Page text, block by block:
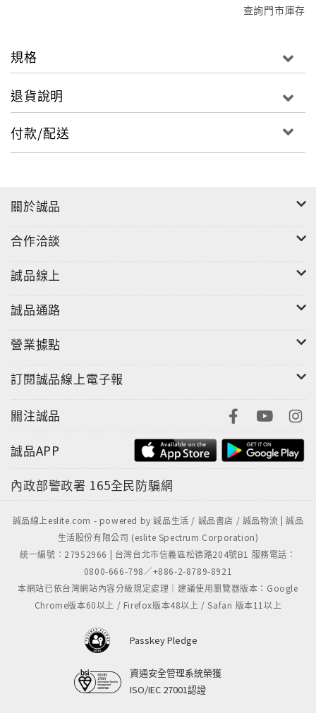
查詢門市庫存
規格
退貨說明
付款/配送
關於誠品
合作洽談
誠品線上
誠品通路
營業據點
訂閱誠品線上電子報
關注誠品
誠品APP
內政部警政署 165全民防騙網
誠品線上eslite.com - powered by 誠品生活 / 誠品書店 / 誠品物流 | 誠品
生活股份有限公司 (eslite Spectrum Corporation)
統一編號：27952966 | 台灣台北市信義區松德路204號B1 服務電話：
0800-666-798／+886-2-8789-8921
本網站已依台灣網站內容分級規定處理｜建議使用瀏覽器版本：Google
Chrome版本60以上 / Firefox版本48以上 / Safari 版本11以上
Passkey Pledge
資通安全管理系統榮獲
ISO/IEC 27001認證